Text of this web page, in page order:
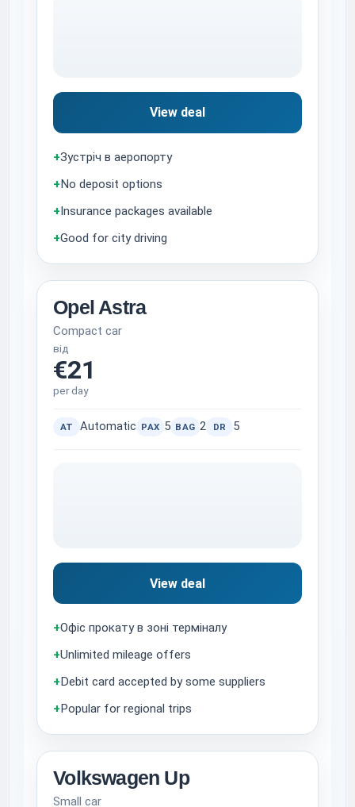
View deal
+Зустріч в аеропорту
+No deposit options
+Insurance packages available
+Good for city driving
Opel Astra
Compact car
від
€21
per day
AT Automatic PAX 5 BAG 2 DR 5
View deal
+Офіс прокату в зоні терміналу
+Unlimited mileage offers
+Debit card accepted by some suppliers
+Popular for regional trips
Volkswagen Up
Small car